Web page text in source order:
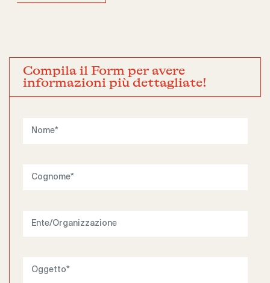
Compila il Form per avere
informazioni più dettagliate!